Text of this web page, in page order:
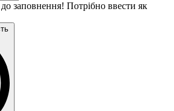
заповнення! Потрібно ввести як